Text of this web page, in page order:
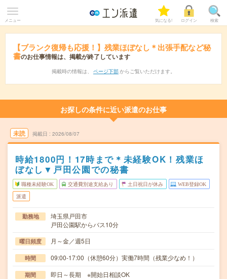
メニュー 気になる! ログイン 検索
【ブランク復帰も応援！】残業ほぼなし＊出張手配など秘
書のお仕事情報は、掲載が終了しています
掲載時の情報は、 ページ下部 からご覧いただけます。
お探しの条件に近い派遣のお仕事
未読 掲載日 2026/08/07
時給1800円！17時まで＊未経験OK！残業ほ
ぼなし▼戸田公園での秘書
職種未経験OK 交通費別途支給あり 土日祝日が休み WEB登録OK
派遣
勤務地
埼玉県戸田市
戸田公園駅からバス10分
曜日頻度 月～金／週5日
時間 09:00-17:00（休憩60分）実働7時間（残業少なめ！）
期間 即日～長期 ※開始日相談OK